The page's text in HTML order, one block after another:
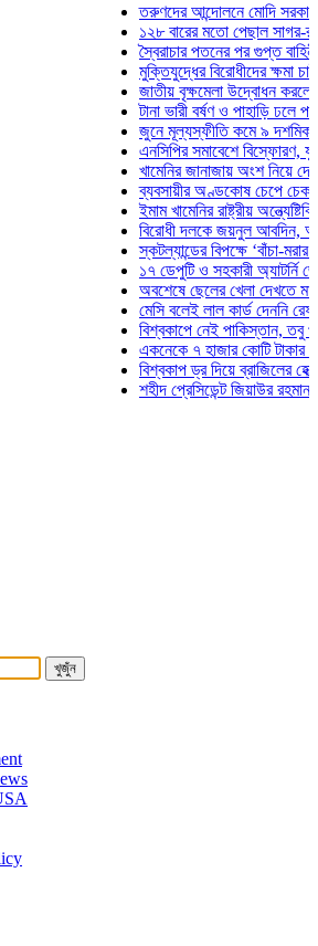
তরুণদের আন্দোলনে মোদি সরকার দুর্বল
১২৮ বারের মতো পেছাল সাগর-রুনি
স্বৈরাচার পতনের পর গুপ্ত বাহিনীর
মুক্তিযুদ্ধের বিরোধীদের ক্ষমা চাইতে
জাতীয় বৃক্ষমেলা উদ্বোধন করলেন
টানা ভারী বর্ষণ ও পাহাড়ি ঢলে পানিবন্দি
জুনে মূল্যস্ফীতি কমে ৯ দশমিক ১৬
এনসিপির সমাবেশে বিস্ফোরণ,
খামেনির জানাজায় অংশ নিয়ে দেশে
ব্যবসায়ীর অণ্ডকোষ চেপে চেক-
ইমাম খামেনির রাষ্ট্রীয়
বিরোধী দলকে জয়নুল আবদিন, আপনারা
স্কটল্যান্ডের বিপক্ষে ‘বাঁচা-মরার
১৭ ডেপুটি ও সহকারী অ্যাটর্নি
অবশেষে ছেলের খেলা দেখতে মাঠে
মেসি বলেই লাল কার্ড দেননি রেফারি!
বিশ্বকাপে নেই পাকিস্তান, তবু
একনেকে ৭ হাজার কোটি টাকার ৫
বিশ্বকাপ ড্র দিয়ে ব্রাজিলের হেক্সা
শহীদ প্রেসিডেন্ট জিয়াউর রহমান
খুজুঁন